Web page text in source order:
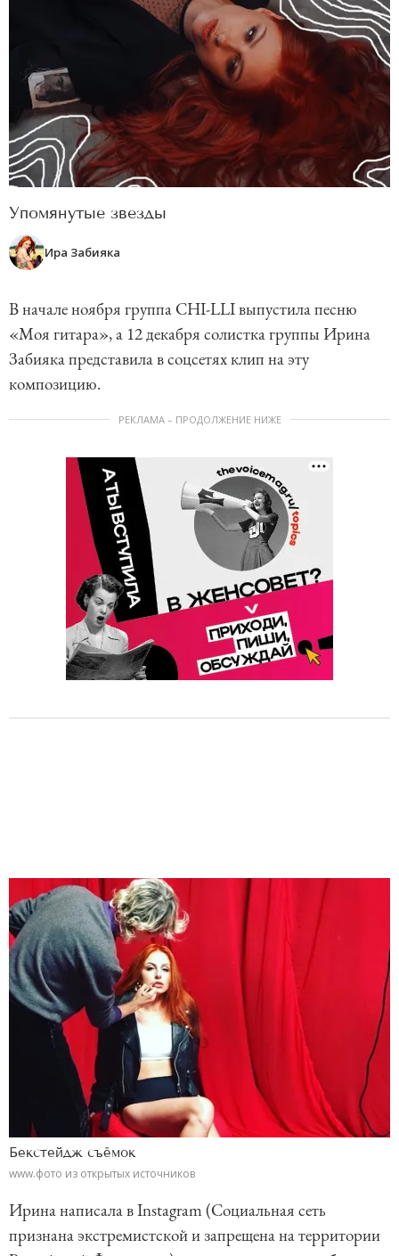
Упомянутые звезды
Ира Забияка
В начале ноября группа CHI-LLI выпустила песню
«Моя гитара», а 12 декабря солистка группы Ирина
Забияка представила в соцсетях клип на эту
композицию.
РЕКЛАМА – ПРОДОЛЖЕНИЕ НИЖЕ
Бекстейдж съёмок
www.фото из открытых источников
Ирина написала в Instagram (Социальная сеть
признана экстремистской и запрещена на территории